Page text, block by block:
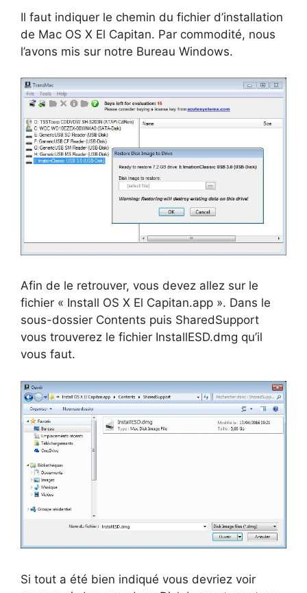
Il faut indiquer le chemin du fichier d’installation
de Mac OS X El Capitan. Par commodité, nous
l’avons mis sur notre Bureau Windows.
Afin de le retrouver, vous devez allez sur le
fichier « Install OS X El Capitan.app ». Dans le
sous-dossier Contents puis SharedSupport
vous trouverez le fichier InstallESD.dmg qu’il
vous faut.
Si tout a été bien indiqué vous devriez voir